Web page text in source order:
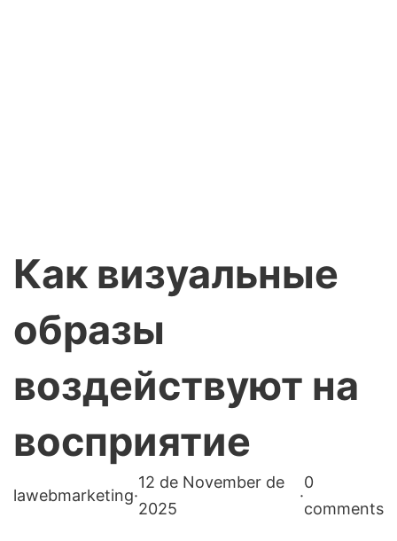
Как визуальные
образы
воздействуют на
восприятие
lawebmarketing·
12 de November de
2025
·
0
comments